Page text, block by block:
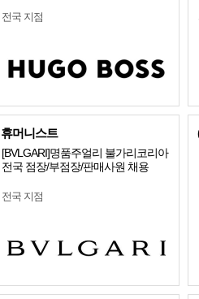
전국 지점
휴머니스트
[BVLGARI]명품주얼리 불가리코리아
전국 점장/부점장/판매사원 채용
전국 지점